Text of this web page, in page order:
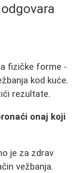
fizičke forme -
kod kuće.
rezultate.
onaj koji
je za zdrav
vežbanja.